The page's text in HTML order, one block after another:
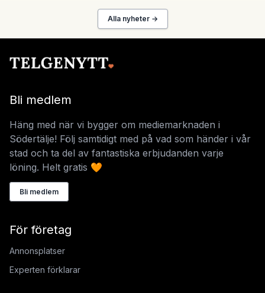
Alla nyheter →
Bli medlem
Häng med när vi bygger om mediemarknaden i
Södertälje! Följ samtidigt med på vad som händer i vår
stad och ta del av fantastiska erbjudanden varje
löning. Helt gratis 🧡
Bli medlem
För företag
Annonsplatser
Experten förklarar